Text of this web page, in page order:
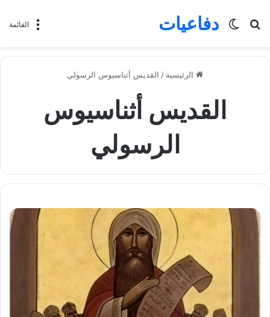
القائمة دفاعيات
بحث
الوضع
الرئيسية / القديس أثناسيوس الرسولي
القديس أثناسيوس
الرسولي